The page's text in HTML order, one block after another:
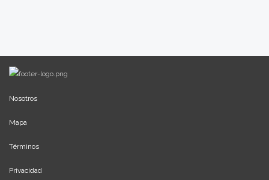
Nosotros
Mapa
Términos
Privacidad